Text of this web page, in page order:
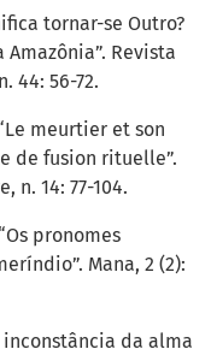
tornar-se Outro?
Revista
44: 56-72.
meurtier et son
de fusion rituelle”.
n. 14: 77-104.
pronomes
Mana, 2 (2):
inconstância da alma